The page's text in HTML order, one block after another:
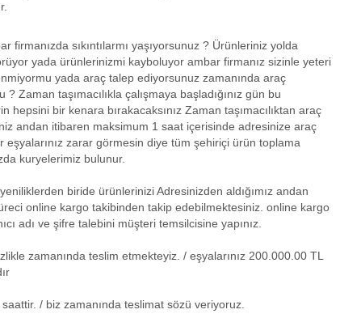
firmanızda sıkıntılarmı yaşıyorsunuz ? Ürünleriniz yolda
yada ürünlerinizmi kayboluyor ambar firmanız sizinle yeteri
yada araç talep ediyorsunuz zamanında araç
? Zaman taşımacılıkla çalışmaya başladığınız gün bu
hepsini bir kenara bırakacaksınız Zaman taşımacılıktan araç
andan itibaren maksimum 1 saat içerisinde adresinize araç
eşyalarınız zarar görmesin diye tüm şehiriçi ürün toplama
kuryelerimiz bulunur.
biride ürünlerinizi Adresinizden aldığımız andan
online kargo takibinden takip edebilmektesiniz. online kargo
adı ve şifre talebini müşteri temsilcisine yapınız.
zamanında teslim etmekteyiz. / eşyalarınız 200.000.00 TL
/ biz zamanında teslimat sözü veriyoruz.